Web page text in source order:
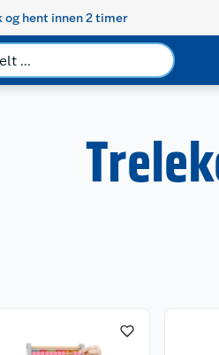
og hent innen 2 timer